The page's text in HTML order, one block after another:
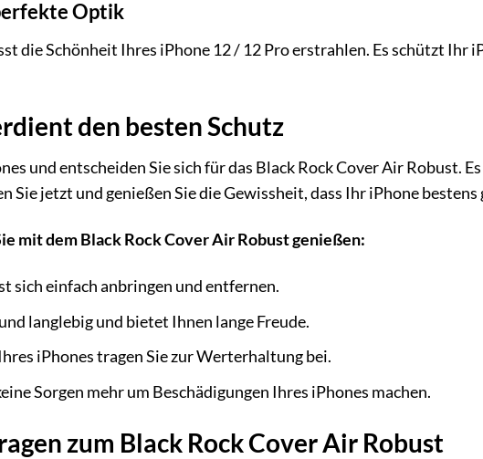
Optik
die Schönheit Ihres iPhone 12 / 12 Pro erstrahlen. Es schützt Ihr
den besten Schutz
und entscheiden Sie sich für das Black Rock Cover Air Robust.
jetzt und genießen Sie die Gewissheit, dass Ihr iPhone bestens
mit dem Black Rock Cover Air Robust genießen:
sich einfach anbringen und entfernen.
langlebig und bietet Ihnen lange Freude.
iPhones tragen Sie zur Werterhaltung bei.
Sorgen mehr um Beschädigungen Ihres iPhones machen.
zum Black Rock Cover Air Robust